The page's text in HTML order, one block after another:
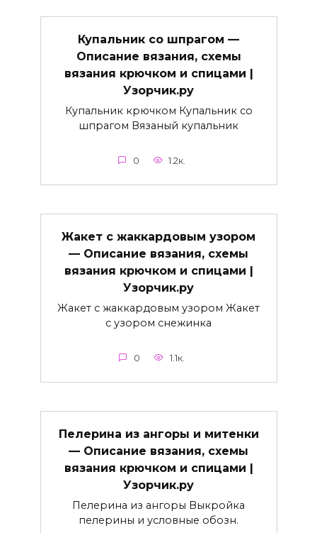
Купальник со шпрагом —
Описание вязания, схемы
вязания крючком и спицами |
Узорчик.ру
Купальник крючком Купальник со
шпрагом Вязаный купальник
0 1.2к.
Жакет с жаккардовым узором
— Описание вязания, схемы
вязания крючком и спицами |
Узорчик.ру
Жакет с жаккардовым узором Жакет
с узором снежинка
0 1.1к.
Пелерина из ангоры и митенки
— Описание вязания, схемы
вязания крючком и спицами |
Узорчик.ру
Пелерина из ангоры Выкройка
пелерины и условные обозн.